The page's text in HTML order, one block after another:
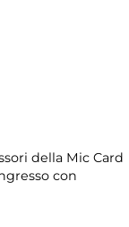
della Mic Card
con